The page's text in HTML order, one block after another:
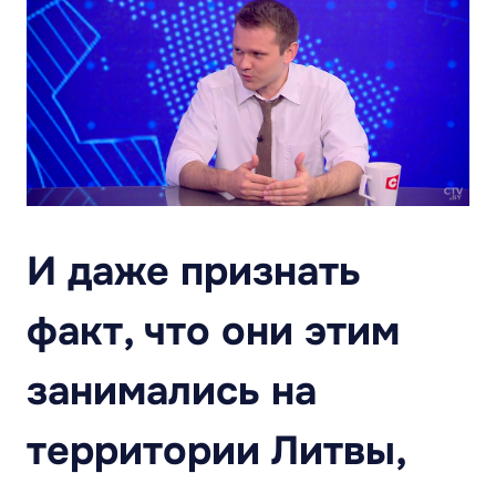
И даже признать
факт, что они этим
занимались на
территории Литвы,